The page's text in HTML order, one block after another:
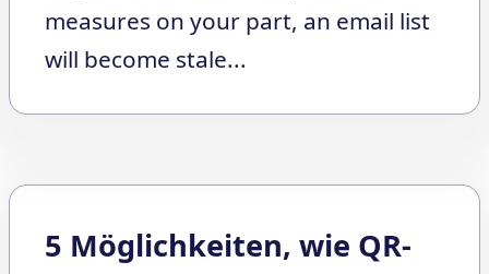
measures on your part, an email list
will become stale...
5 Möglichkeiten, wie QR-